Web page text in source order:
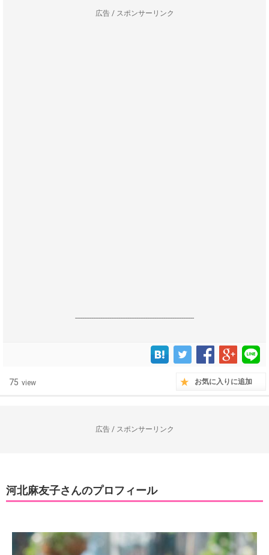
広告 / スポンサーリンク
------------------------------------------------------------------
75 view お気に入りに追加
広告 / スポンサーリンク
河北麻友子さんのプロフィール